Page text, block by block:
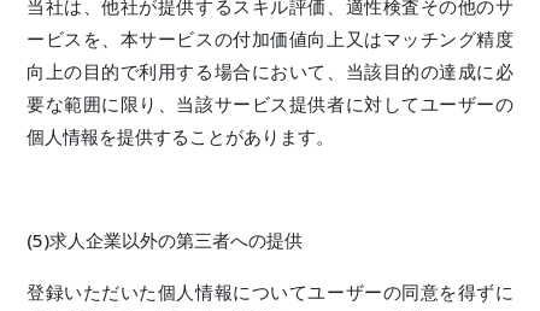
当社は、他社が提供するスキル評価、適性検査その他のサ
ービスを、本サービスの付加価値向上又はマッチング精度
向上の目的で利用する場合において、当該目的の達成に必
要な範囲に限り、当該サービス提供者に対してユーザーの
個人情報を提供することがあります。
(5)求人企業以外の第三者への提供
登録いただいた個人情報についてユーザーの同意を得ずに